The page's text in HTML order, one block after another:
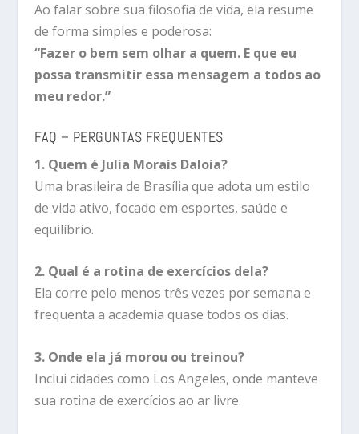
Ao falar sobre sua filosofia de vida, ela resume
de forma simples e poderosa:
“Fazer o bem sem olhar a quem. E que eu
possa transmitir essa mensagem a todos ao
meu redor.”
FAQ – PERGUNTAS FREQUENTES
1. Quem é Julia Morais Daloia?
Uma brasileira de Brasília que adota um estilo
de vida ativo, focado em esportes, saúde e
equilíbrio.
2. Qual é a rotina de exercícios dela?
Ela corre pelo menos três vezes por semana e
frequenta a academia quase todos os dias.
3. Onde ela já morou ou treinou?
Inclui cidades como Los Angeles, onde manteve
sua rotina de exercícios ao ar livre.